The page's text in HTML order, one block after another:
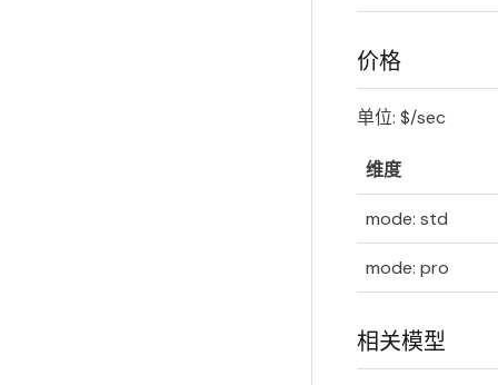
价格
单位: $/sec
维度
mode: std
mode: pro
相关模型